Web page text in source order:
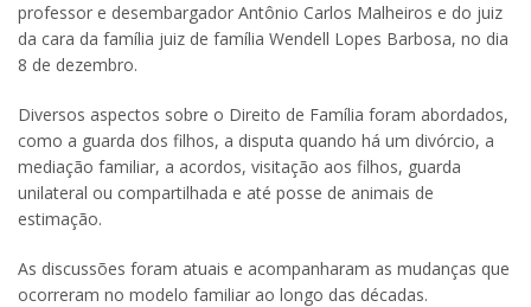
professor e desembargador Antônio Carlos Malheiros e do juiz
da cara da família juiz de família Wendell Lopes Barbosa, no dia
8 de dezembro.
Diversos aspectos sobre o Direito de Família foram abordados,
como a guarda dos filhos, a disputa quando há um divórcio, a
mediação familiar, a acordos, visitação aos filhos, guarda
unilateral ou compartilhada e até posse de animais de
estimação.
As discussões foram atuais e acompanharam as mudanças que
ocorreram no modelo familiar ao longo das décadas.